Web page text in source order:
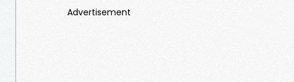
Advertisement